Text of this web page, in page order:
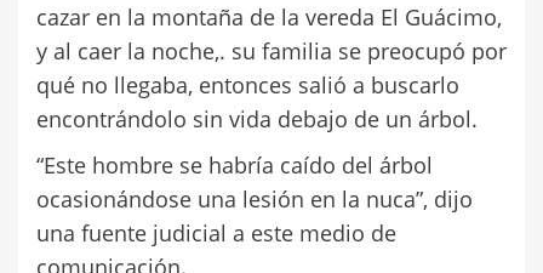
cazar en la montaña de la vereda El Guácimo,
y al caer la noche,. su familia se preocupó por
qué no llegaba, entonces salió a buscarlo
encontrándolo sin vida debajo de un árbol.
“Este hombre se habría caído del árbol
ocasionándose una lesión en la nuca”, dijo
una fuente judicial a este medio de
comunicación.